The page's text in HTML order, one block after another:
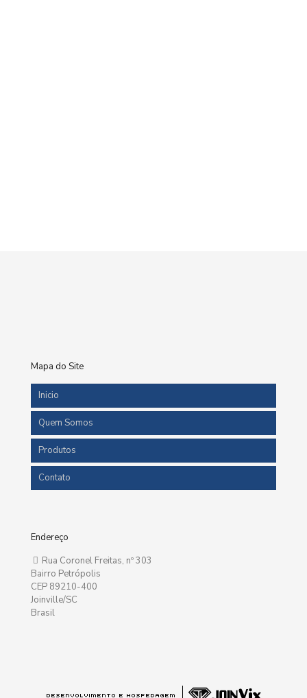
Mapa do Site
Inicio
Quem Somos
Produtos
Contato
Endereço
Rua Coronel Freitas, nº 303
Bairro Petrópolis
CEP 89210-400
Joinville/SC
Brasil